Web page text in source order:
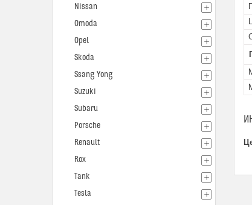
Nissan
Omoda
Opel
Skoda
Ssang Yong
Suzuki
Subaru
Porsche
Renault
Rox
Tank
Tesla